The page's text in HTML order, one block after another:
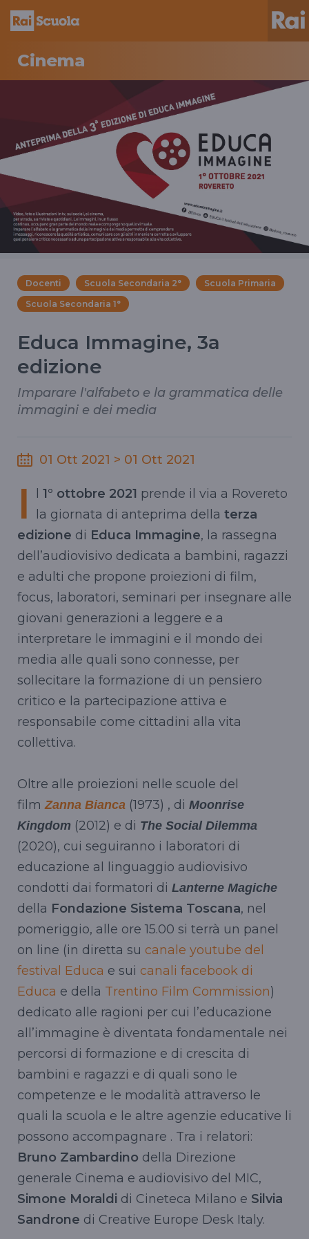
Cinema
Docenti Scuola Secondaria 2°
Scuola Primaria
Scuola Secondaria 1°
Educa Immagine, 3a
edizione
Imparare l'alfabeto e la grammatica delle
immagini e dei media
01 Ott 2021 > 01 Ott 2021
I 1° ottobre 2021 prende il via a Rovereto
la giornata di anteprima della terza
edizione di Educa Immagine, la rassegna
dell’audiovisivo dedicata a bambini, ragazzi
e adulti che propone proiezioni di film,
focus, laboratori, seminari per insegnare alle
giovani generazioni a leggere e a
interpretare le immagini e il mondo dei
media alle quali sono connesse, per
sollecitare la formazione di un pensiero
critico e la partecipazione attiva e
responsabile come cittadini alla vita
collettiva.
Oltre alle proiezioni nelle scuole del
filmZanna Bianca (1973) , di Moonrise
Kingdom (2012) e di The Social Dilemma
(2020), cui seguiranno i laboratori di
educazione al linguaggio audiovisivo
condotti dai formatori di Lanterne Magiche
della Fondazione Sistema Toscana, nel
pomeriggio, alle ore 15.00 si terrà un panel
on line (in diretta su canale youtube del
festival Educa e sui canali facebook di
Educa e della Trentino Film Commission)
dedicato alle ragioni per cui l’educazione
all’immagine è diventata fondamentale nei
percorsi di formazione e di crescita di
bambini e ragazzi e di quali sono le
competenze e le modalità attraverso le
quali la scuola e le altre agenzie educative li
possono accompagnare . Tra i relatori:
Bruno Zambardino della Direzione
generale Cinema e audiovisivo del MIC,
Simone Moraldi di Cineteca Milano e Silvia
Sandrone di Creative Europe Desk Italy.